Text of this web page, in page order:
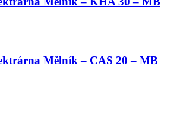
Mělník – CAS 20 – MB